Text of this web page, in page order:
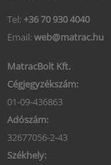
Tel: +36 70 930 4040
Email: web@matrac.hu
MatracBolt Kft.
Cégjegyzékszám:
01-09-436863
Adószám:
32677056-2-43
Székhely: